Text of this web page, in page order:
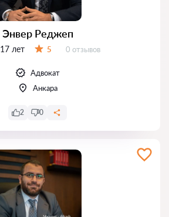
Энвер Реджеп
17 лет 5 Отзывов:
0 отзывов
Адвокат
Анкара
2 0